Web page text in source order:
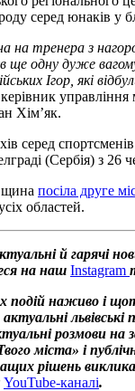
серед юнаків у
на тренера з
ще одну дуже
Ігор, які
управління
Хім’як.
серед
(Сербія) з 26
посіла друге
областей.
й гарячі
на наш Instagram
подій наживо і
розмови на
міста» і
рішень
YouTube-каналі.